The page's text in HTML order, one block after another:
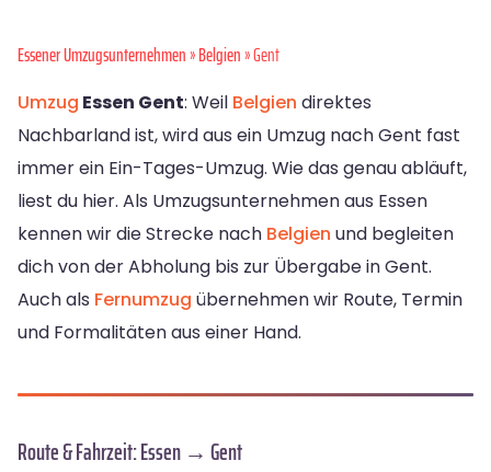
Essener Umzugsunternehmen»Belgien» Gent
Umzug Essen Gent: Weil Belgien direktes
Nachbarland ist, wird aus ein Umzug nach Gent fast
immer ein Ein-Tages-Umzug. Wie das genau abläuft,
liest du hier. Als Umzugsunternehmen aus Essen
kennen wir die Strecke nach Belgien und begleiten
dich von der Abholung bis zur Übergabe in Gent.
Auch als Fernumzug übernehmen wir Route, Termin
und Formalitäten aus einer Hand.
Route & Fahrzeit: Essen → Gent